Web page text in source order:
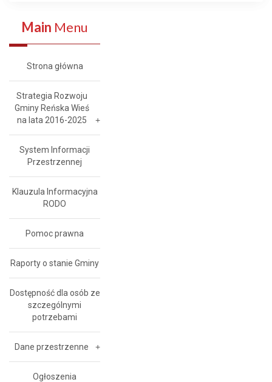
Main Menu
Strona główna
Strategia Rozwoju
Gminy Reńska Wieś
na lata 2016-2025
System Informacji
Przestrzennej
Klauzula Informacyjna
RODO
Pomoc prawna
Raporty o stanie Gminy
Dostępność dla osób ze
szczególnymi
potrzebami
Dane przestrzenne
Ogłoszenia